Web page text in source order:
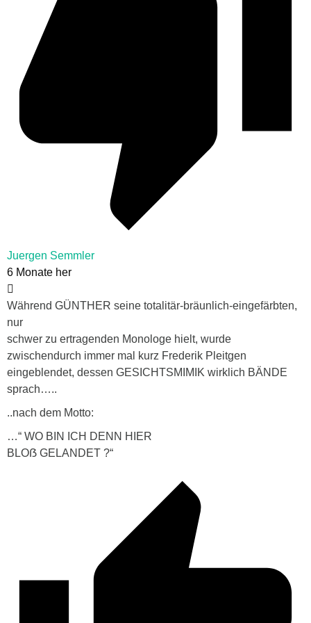
Juergen Semmler
6 Monate her
Während GÜNTHER seine totalitär-bräunlich-eingefärbten,
nur
schwer zu ertragenden Monologe hielt, wurde
zwischendurch immer mal kurz Frederik Pleitgen
eingeblendet, dessen GESICHTSMIMIK wirklich BÄNDE
sprach…..
..nach dem Motto:
…“ WO BIN ICH DENN HIER
BLOẞ GELANDET ?“